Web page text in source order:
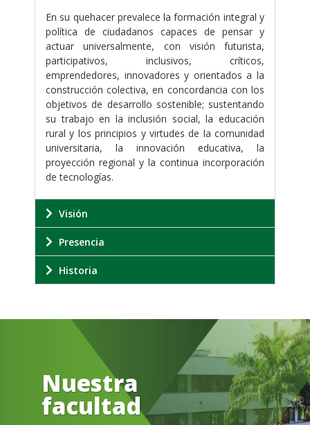
En su quehacer prevalece la formación integral y
política de ciudadanos capaces de pensar y
actuar universalmente, con visión futurista,
participativos, inclusivos, críticos,
emprendedores, innovadores y orientados a la
construcción colectiva, en concordancia con los
objetivos de desarrollo sostenible; sustentando
su trabajo en la inclusión social, la educación
rural y los principios y virtudes de la comunidad
universitaria, la innovación educativa, la
proyección regional y la continua incorporación
de tecnologías.
Visión
Presencia
Historia
Nuestra
facultad